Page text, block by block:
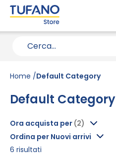
Home Default Category
Default Category
Ordina per Nuovi arrivi
6 risultati
Ora acquista per